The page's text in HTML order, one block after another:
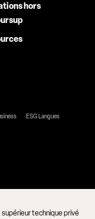
hors
ESG Langues
technique privé